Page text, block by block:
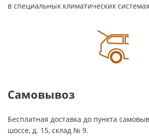
в специальных климатических
Самовывоз
Бесплатная доставка до пункта
шоссе, д. 15, склад № 9.